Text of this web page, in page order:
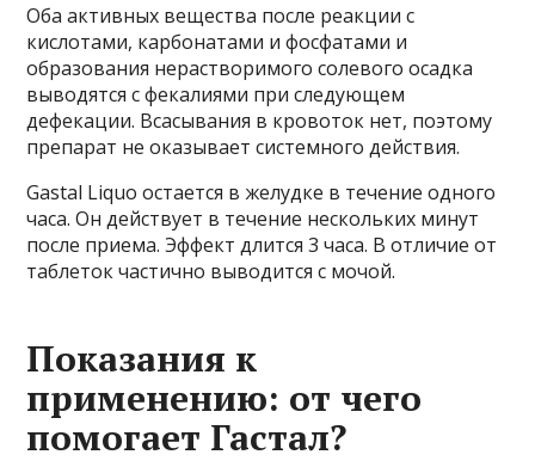
Оба активных вещества после реакции с
кислотами, карбонатами и фосфатами и
образования нерастворимого солевого осадка
выводятся с фекалиями при следующем
дефекации. Всасывания в кровоток нет, поэтому
препарат не оказывает системного действия.
Gastal Liquo остается в желудке в течение одного
часа. Он действует в течение нескольких минут
после приема. Эффект длится 3 часа. В отличие от
таблеток частично выводится с мочой.
Показания к
применению: от чего
помогает Гастал?